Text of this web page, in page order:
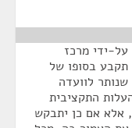
ידי מרכז
בסופו של
לוועדה
התקציבית
אלא אם כן יתבקש